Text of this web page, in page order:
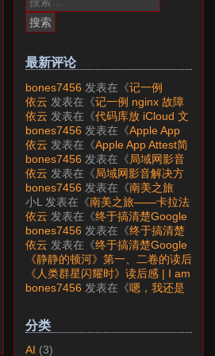
索：
最新评论
bones7456 发表在《记一例
nginx 故障分析》
依云 发表在《记一例 nginx 故障
分析 》
依云 发表在《代码库放 iCloud 文
件夹会怎样？》
bones7456 发表在《Apple App
Attest简介》
依云 发表在《Apple App Attest简
介》
bones7456 发表在《局域网影音
解决方案——Jellyfin》
依云 发表在《局域网影音解决方
案——Jellyfin》
bones7456 发表在《南美之旅
——卡拉法特看莫雷诺大冰川》
小L 发表在《南美之旅——卡拉法
特看莫雷诺大冰川》
依云 发表在《终于搞清楚Google
账号的所属国家的逻辑了》
bones7456 发表在《终于搞清楚
Google账号的所属国家的逻辑
了》
依云 发表在《终于搞清楚Google
账号的所属国家的逻辑了》
《静静的顿河》第一、二卷的读后
感 | I am LAZY bones?发表在
《《人类群星闪耀时》读后感》
《人类群星闪耀时》读后感 | I am
LAZY bones?发表在《
《显微镜
bones7456 发表在《嗯，我还是
分类
AI (3)